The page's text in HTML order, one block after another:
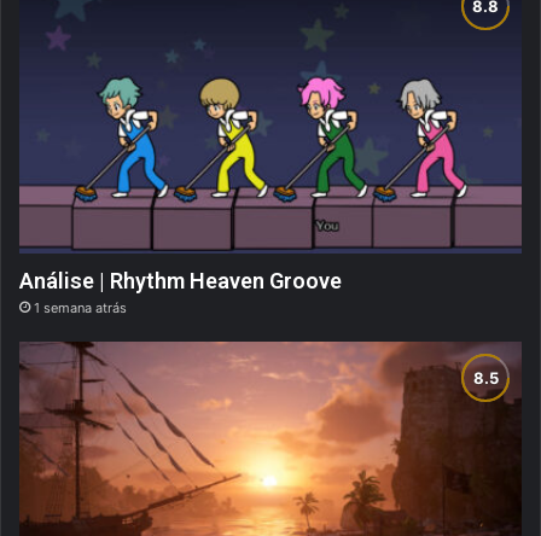
Análise | Rhythm Heaven Groove
1 semana atrás